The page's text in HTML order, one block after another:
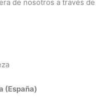
de nosotros a través de
(España)